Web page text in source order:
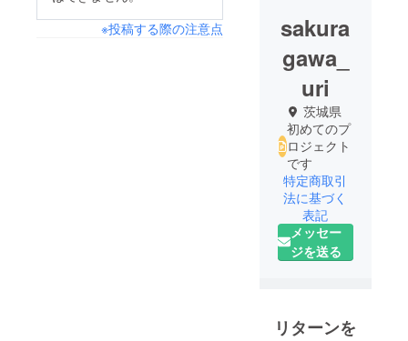
※投稿する際の注意点
sakura
gawa_
uri
茨城県
初めてのプ
ロジェクト
です
特定商取引
法に基づく
表記
メッセー
ジを送る
リターンを